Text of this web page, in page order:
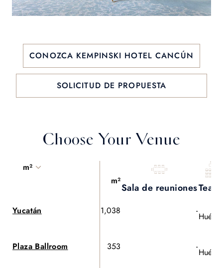
CONOZCA KEMPINSKI HOTEL CANCÚN
SOLICITUD DE PROPUESTA
Choose Your Venue
m²
m²
Sala de reuniones
Yucatán 1,038 -
Plaza Ballroom 353 -